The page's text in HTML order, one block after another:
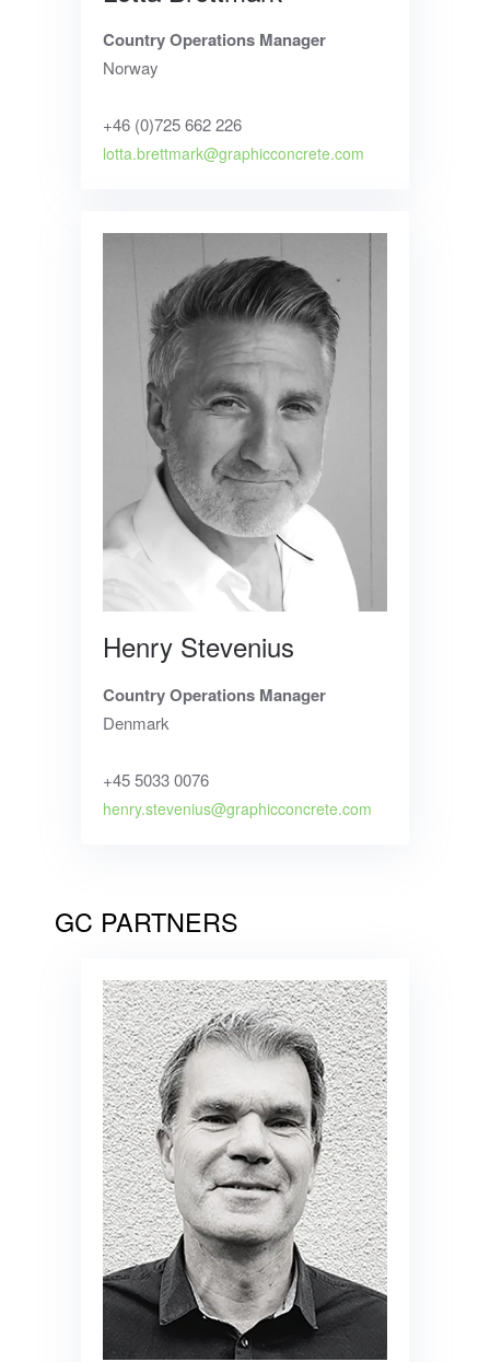
Country Operations Manager
Norway
+46 (0)725 662 226
lotta.brettmark@graphicconcrete.com
Henry Stevenius
Country Operations Manager
Denmark
+45 5033 0076
henry.stevenius@graphicconcrete.com
GC PARTNERS